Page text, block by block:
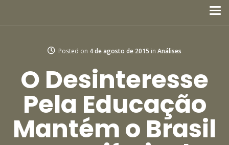
Posted on 4 de agosto de 2015 in Análises
O Desinteresse
Pela Educação
Mantém o Brasil